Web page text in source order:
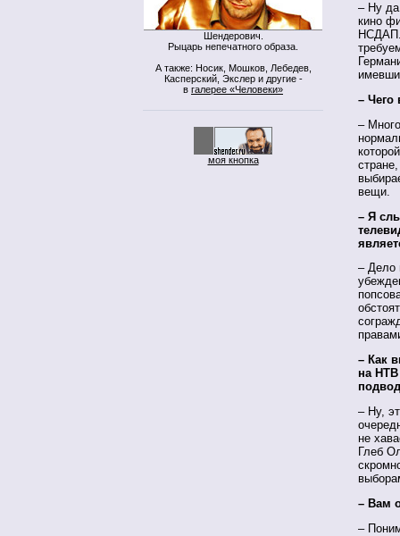
Шендерович.
Рыцарь непечатного образа.
А также: Носик, Мошков, Лебедев,
Касперский, Экслер и другие -
в галерее «Человеки»
моя кнопка
– Ну
кино
НСДАП.
– Чего
–
вещи.
– Я
– Дело
– Как
на НТВ
– Ну,
не
Глеб
– Вам
–